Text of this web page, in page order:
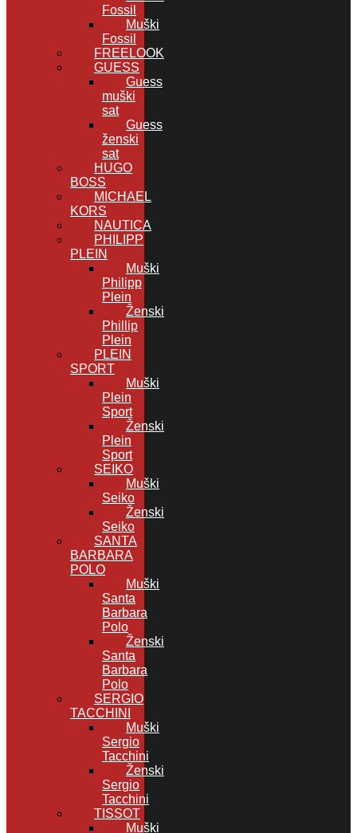
Fossil
Muški
Fossil
FREELOOK
GUESS
Guess
muški
sat
Guess
ženski
sat
HUGO
BOSS
MICHAEL
KORS
NAUTICA
PHILIPP
PLEIN
Muški
Philipp
Plein
Ženski
Phillip
Plein
PLEIN
SPORT
Muški
Plein
Sport
Ženski
Plein
Sport
SEIKO
Muški
Seiko
Ženski
Seiko
SANTA
BARBARA
POLO
Muški
Santa
Barbara
Polo
Ženski
Santa
Barbara
Polo
SERGIO
TACCHINI
Muški
Sergio
Tacchini
Ženski
Sergio
Tacchini
TISSOT
Muški